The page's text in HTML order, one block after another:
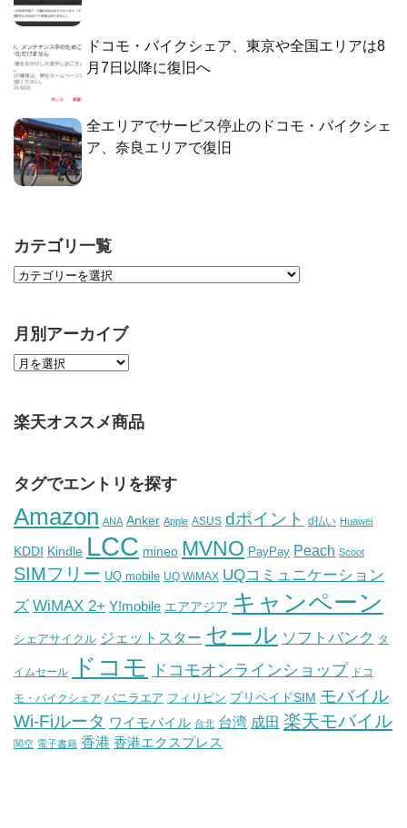
ドコモ・バイクシェア、東京や全国エリアは8
月7日以降に復旧へ
全エリアでサービス停止のドコモ・バイクシェ
ア、奈良エリアで復旧
カテゴリ一覧
月別アーカイブ
楽天オススメ商品
タグでエントリを探す
Amazon ANA Anker Apple ASUS dポイント d払い Huawei
KDDI Kindle LCC mineo MVNO PayPay Peach Scoot
SIMフリー UQ mobile UQ WiMAX UQコミュニケーション
ズ WiMAX 2+ Y!mobile エアアジア キャンペーン
シェアサイクル ジェットスター セール ソフトバンク タ
イムセール ドコモ ドコモオンラインショップ ドコ
モ・バイクシェア バニラエア フィリピン プリペイドSIM モバイル
Wi-Fiルータ ワイモバイル 台北 台湾 成田 楽天モバイル
関空 電子書籍 香港 香港エクスプレス